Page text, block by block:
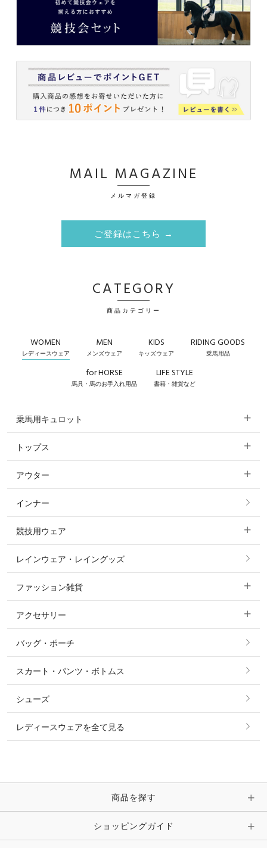
MAIL MAGAZINE
メルマガ登録
ご登録はこちら →
CATEGORY
商品カテゴリー
WOMEN
レディースウェア
MEN
メンズウェア
KIDS
キッズウェア
RIDING GOODS
乗馬用品
for HORSE
馬具・馬のお手入れ用品
LIFE STYLE
書籍・雑貨など
乗馬用キュロット
すべてのキュロット
フルグリップ・尻革 キュロット
ニーグリップ・膝革 キュロット
トップス
すべてのトップス
ポロシャツ
カットソー・Tシャツ・タンクトップ
ニット・セーター
シャツ・ブラウス・ワンピース
アウター
すべてのアウター
コート
ジャケット・ブルゾン
インナー
競技用ウェア
すべての競技用ウェア
ショージャケット
ショーシャツ
レインウェア・レイングッズ
ファッション雑貨
すべてのファッション雑貨
ソックス
ベルト
時計・財布・キーケース・革小物
キーホルダー・チャーム・ストラップ
アクセサリー
すべてのアクセサリー
リング
ピアス・イヤリング
ピン・ブローチ・コサージュ
その他 アクセサリー
バッグ・ポーチ
スカート・パンツ・ボトムス
シューズ
レディースウェアを全て見る
商品を探す
ショッピングガイド